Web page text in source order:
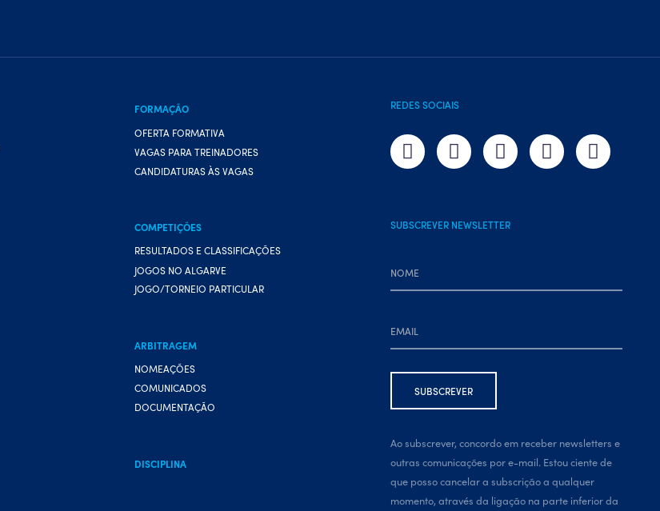
FORMAÇÃO
OFERTA FORMATIVA
VAGAS PARA TREINADORES
CANDIDATURAS ÀS VAGAS
COMPETIÇÕES
RESULTADOS E CLASSIFICAÇÕES
JOGOS NO ALGARVE
JOGO/TORNEIO PARTICULAR
ARBITRAGEM
NOMEAÇÕES
COMUNICADOS
DOCUMENTAÇÃO
DISCIPLINA
REDES SOCIAIS
SUBSCREVER NEWSLETTER
Ao subscrever, concordo em receber newsletters e
outras comunicações por e-mail. Estou ciente de
que posso cancelar a subscrição a qualquer
momento, através da ligação na parte inferior da